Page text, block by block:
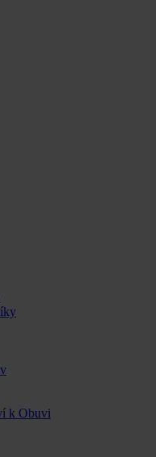
k Obuvi